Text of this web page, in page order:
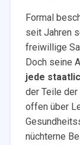
Formal
seit Jahren
freiwillige
Doch seine
jede
der Teile
offen über
nüchterne